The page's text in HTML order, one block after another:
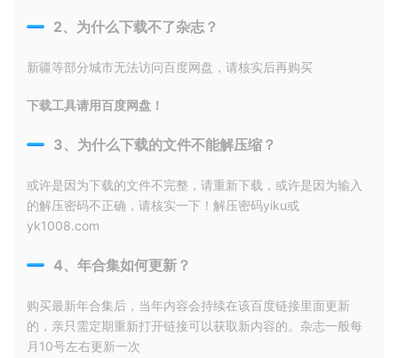
2、为什么下载不了杂志？
新疆等部分城市无法访问百度网盘，请核实后再购买
下载工具请用百度网盘！
3、为什么下载的文件不能解压缩？
或许是因为下载的文件不完整，请重新下载，或许是因为输入
的解压密码不正确，请核实一下！解压密码yiku或
yk1008.com
4、年合集如何更新？
购买最新年合集后，当年内容会持续在该百度链接里面更新
的，亲只需定期重新打开链接可以获取新内容的。杂志一般每
月10号左右更新一次